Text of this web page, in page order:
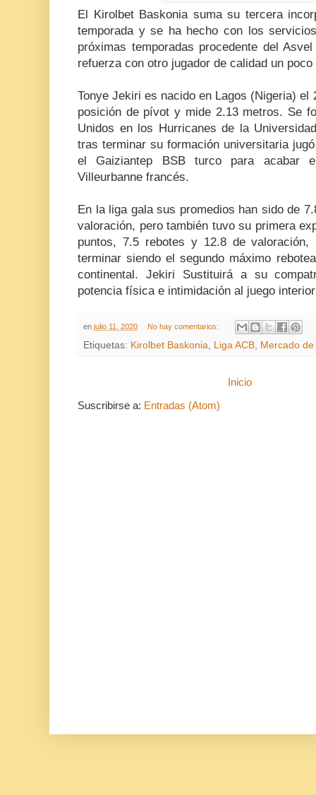
El Kirolbet Baskonia suma su tercera
temporada y se ha hecho con los
próximas temporadas procedente del
refuerza con otro jugador de calidad un
Tonye Jekiri es nacido en Lagos (Nigeria) el
posición de pívot y mide 2.13 metros. Se
Unidos en los Hurricanes de la
tras terminar su formación universitaria
el Gaiziantep BSB turco para acabar
Villeurbanne francés.
En la liga gala sus promedios han sido de
valoración, pero también tuvo su primera
puntos, 7.5 rebotes y 12.8 de
terminar siendo el segundo máximo
continental. Jekiri Sustituirá a su
potencia física e intimidación al juego
en julio 11, 2020 No hay comentarios:
Etiquetas: Kirolbet Baskonia, Liga ACB, Mercado
Inicio
Suscribirse a: Entradas (Atom)